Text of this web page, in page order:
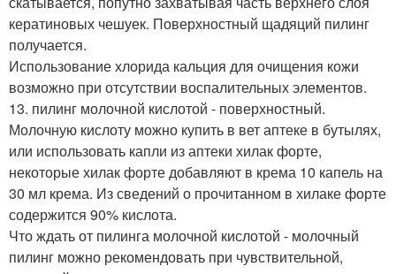
кератиновых чешуек. Поверхностный щадяций пилинг
получается.
Использование хлорида кальция для очищения кожи
возможно при отсутствии воспалительных элементов.
13. пилинг молочной кислотой - поверхностный.
Молочную кислоту можно купить в вет аптеке в бутылях,
или использовать капли из аптеки хилак форте,
некоторые хилак форте добавляют в крема 10 капель на
30 мл крема. Из сведений о прочитанном в хилаке форте
содержится 90% кислота.
Что ждать от пилинга молочной кислотой - молочный
пилинг можно рекомендовать при чувствительной,